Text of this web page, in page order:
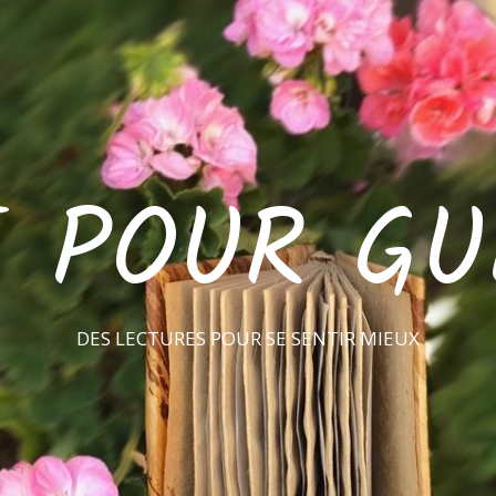
DES LECTURES POUR SE SENTIR MIEUX